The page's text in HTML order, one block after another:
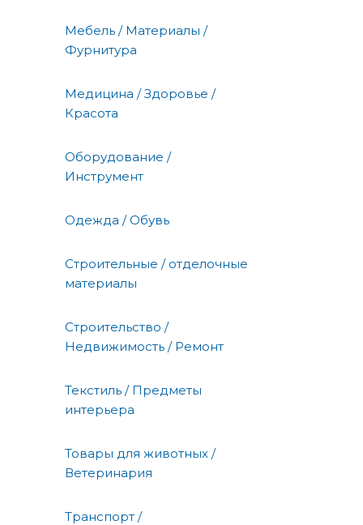
Мебель / Материалы /
Фурнитура
Медицина / Здоровье /
Красота
Оборудование /
Инструмент
Одежда / Обувь
Строительные / отделочные
материалы
Строительство /
Недвижимость / Ремонт
Текстиль / Предметы
интерьера
Товары для животных /
Ветеринария
Транспорт /